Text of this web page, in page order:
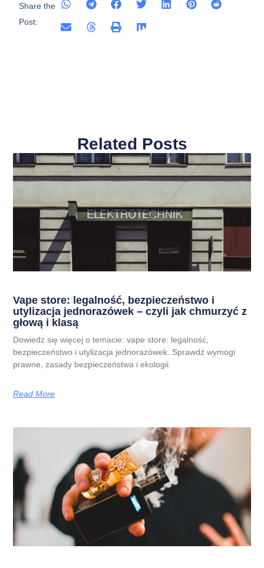
Share the
Post:
Related Posts
Vape store: legalność, bezpieczeństwo i
utylizacja jednorazówek – czyli jak chmurzyć z
głową i klasą
Dowiedz się więcej o temacie: vape store: legalność,
bezpieczeństwo i utylizacja jednorazówek. Sprawdź wymogi
prawne, zasady bezpieczeństwa i ekologii.
Read More